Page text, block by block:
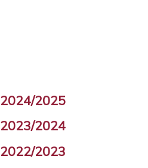
2024/2025
2023/2024
2022/2023